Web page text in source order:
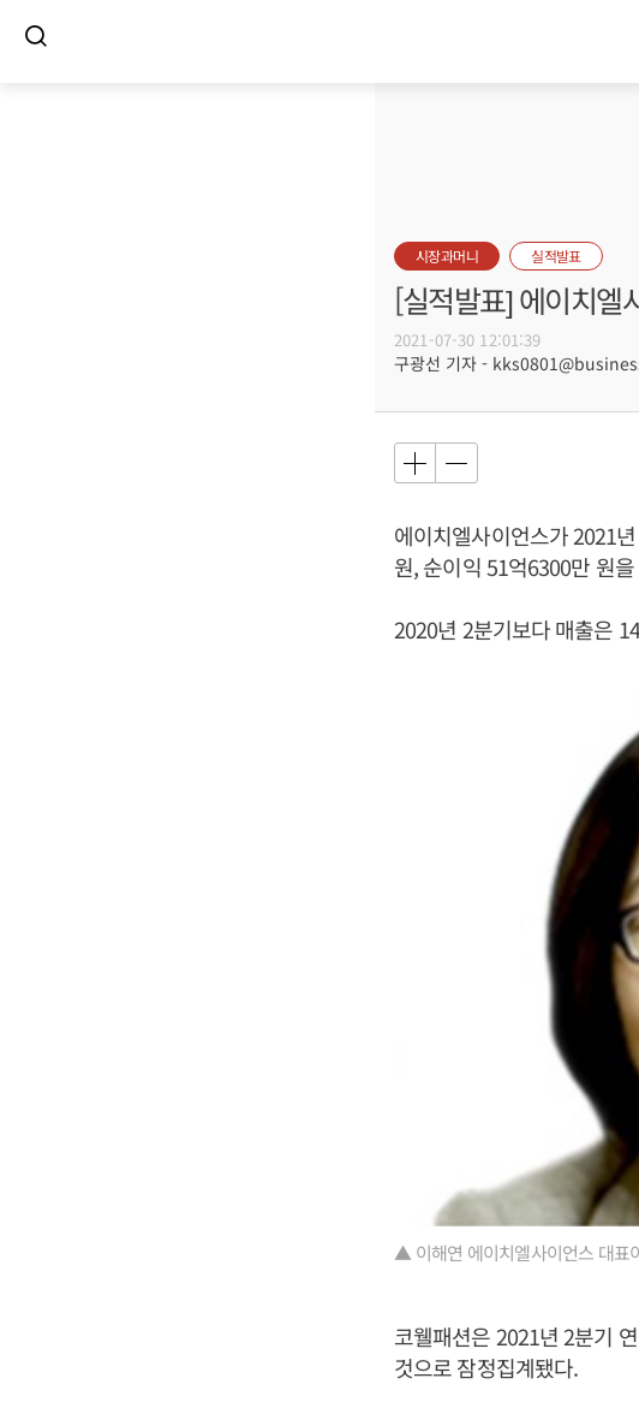
시장과머니 실적발표
[실적발표] 에이치엘
2021-07-30 12:01:39
구광선 기자 -
에이치엘사이언스가 2021
원, 순이익 51억6300만 원
2020년 2분기보다 매출은
▲ 이해연 에이치엘사이언스 대표
코웰패션은 2021년 2분기
것으로 잠정집계됐다.